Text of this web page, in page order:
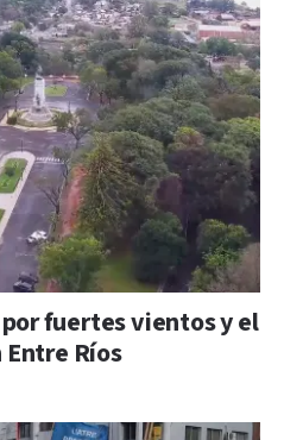
fuertes vientos y el
Ríos